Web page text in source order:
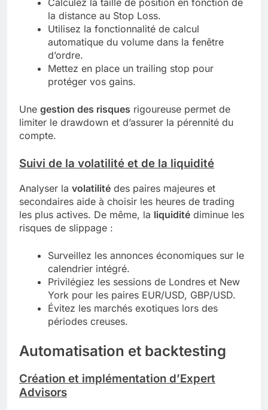
Calculez la taille de position en fonction de
la distance au Stop Loss.
Utilisez la fonctionnalité de calcul
automatique du volume dans la fenêtre
d’ordre.
Mettez en place un trailing stop pour
protéger vos gains.
Une gestion des risques rigoureuse permet de
limiter le drawdown et d’assurer la pérennité du
compte.
Suivi de la volatilité et de la liquidité
Analyser la volatilité des paires majeures et
secondaires aide à choisir les heures de trading
les plus actives. De même, la liquidité diminue les
risques de slippage :
Surveillez les annonces économiques sur le
calendrier intégré.
Privilégiez les sessions de Londres et New
York pour les paires EUR/USD, GBP/USD.
Évitez les marchés exotiques lors des
périodes creuses.
Automatisation et backtesting
Création et implémentation d’Expert
Advisors